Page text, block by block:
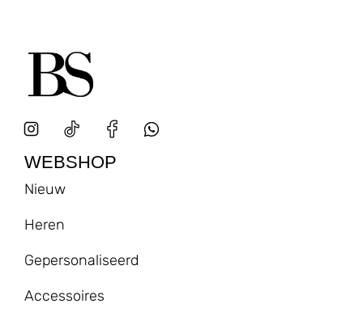
WEBSHOP
Nieuw
Heren
Gepersonaliseerd
Accessoires